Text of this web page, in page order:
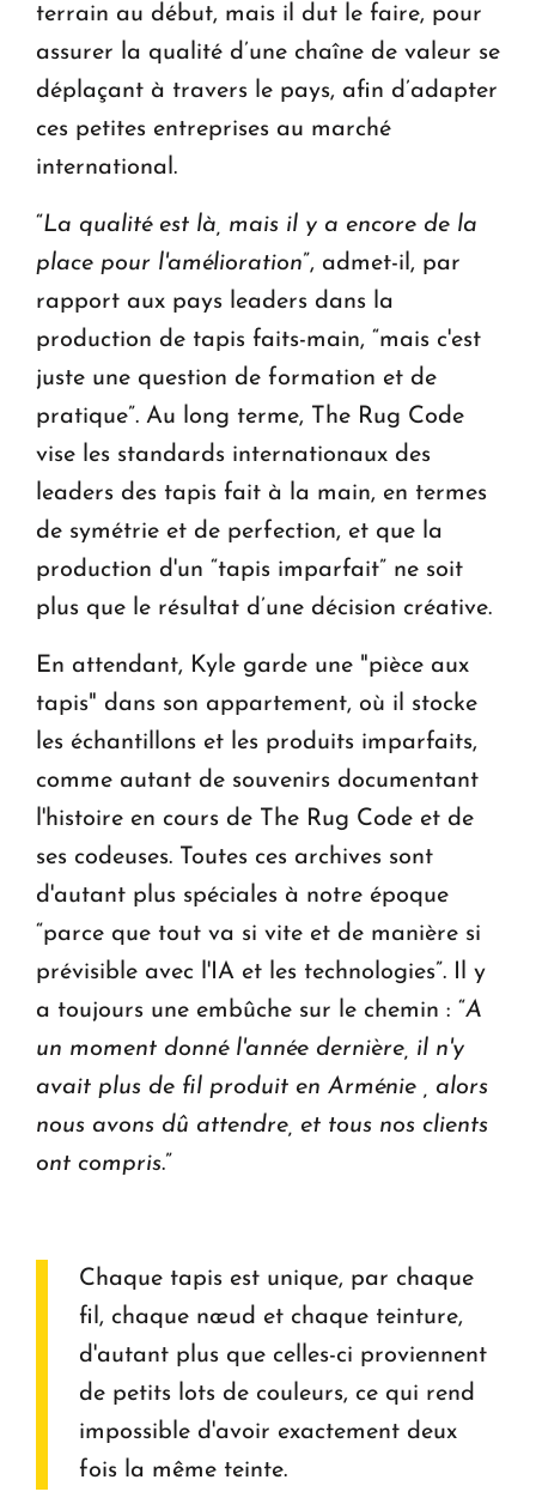
terrain au début, mais il dut le faire, pour
assurer la qualité d’une chaîne de valeur se
déplaçant à travers le pays, afin d’adapter
ces petites entreprises au marché
international.
“La qualité est là, mais il y a encore de la
place pour l'amélioration”, admet-il, par
rapport aux pays leaders dans la
production de tapis faits-main, “mais c'est
juste une question de formation et de
pratique”. Au long terme, The Rug Code
vise les standards internationaux des
leaders des tapis fait à la main, en termes
de symétrie et de perfection, et que la
production d'un “tapis imparfait” ne soit
plus que le résultat d’une décision créative.
En attendant, Kyle garde une "pièce aux
tapis" dans son appartement, où il stocke
les échantillons et les produits imparfaits,
comme autant de souvenirs documentant
l'histoire en cours de The Rug Code et de
ses codeuses. Toutes ces archives sont
d'autant plus spéciales à notre époque
“parce que tout va si vite et de manière si
prévisible avec l'IA et les technologies”. Il y
a toujours une embûche sur le chemin : “A
un moment donné l'année dernière, il n'y
avait plus de fil produit en Arménie , alors
nous avons dû attendre, et tous nos clients
ont compris.”
Chaque tapis est unique, par chaque
fil, chaque nœud et chaque teinture,
d'autant plus que celles-ci proviennent
de petits lots de couleurs, ce qui rend
impossible d'avoir exactement deux
fois la même teinte.